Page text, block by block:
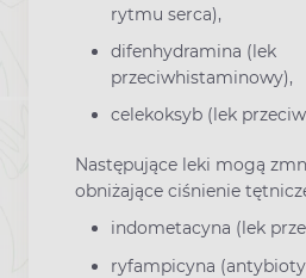
rytmu serca),
difenhydramina (lek
przeciwhistaminowy),
celekoksyb (lek
Następujące leki mogą
obniżające ciśnienie
indometacyna (lek
ryfampicyna